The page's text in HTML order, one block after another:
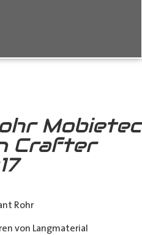
Mobietec
Crafter
Rohr
von Langmaterial